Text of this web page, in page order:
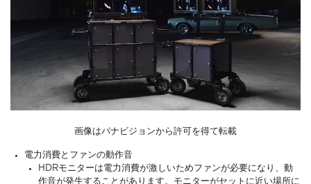
画像はパナビジョンから許可を得て転載
電力消費とファンの動作音
HDRモニターは電力消費が激しいためファンが必要になり、動
作音が発生することがあります。モニターがセットに近い場所に